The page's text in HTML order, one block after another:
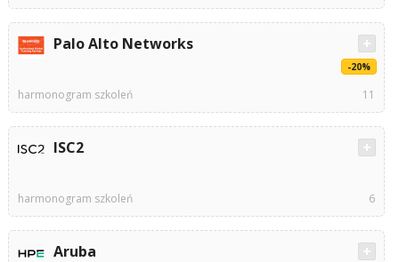
Palo Alto Networks
-20%
harmonogram szkoleń 11
ISC2
harmonogram szkoleń 6
Aruba